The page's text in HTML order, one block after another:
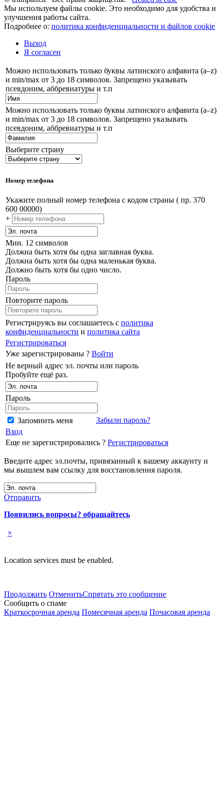
Мы используем файлы cookie. Это необходимо для удобства и
улучшения работы сайта.
Подробнее о: политика конфиденциальности и файлов cookie
Выход
Я согласен
Можно использовать только буквы латинского алфавита (a–z)
и min/max от 3 до 18 символов. Запрещено указывать
псевдоним, аббревиатуры и т.п
Можно использовать только буквы латинского алфавита (a–z)
и min/max от 3 до 18 символов. Запрещено указывать
псевдоним, аббревиатуры и т.п
Выберите страну
Номер телефона
Укажите полный номер телефона с кодом страны ( пр. 370
600 00000)
+
Мин. 12 символов
Должна быть хотя бы одна заглавная буква.
Должна быть хотя бы одна маленькая буква.
Должно быть хотя бы одно число.
Пароль
Повторите пароль
Регистрируясь вы соглашаетесь с политика
конфиденциальности и политика сайта
Регистрироваться
Уже зарегистрированы ? Войти
Не верный адрес эл. почты или пароль
Пробуйте ещё раз.
Пароль
Запомнить меня
Забыли пароль?
Вход
Еще не зарегистрировались ? Регистрироваться
Введите адрес эл.почты, привязанный к вашему аккаунту и
мы вышлем вам ссылку для восстановления пароля.
Отправить
Появились вопросы? обращайтесь
×
Location services must be enabled.
Продолжить ОтменитьСпрятать это сообщение
Сообщить о спаме
Краткосрочная аренда Помесячная аренда Почасовая аренда